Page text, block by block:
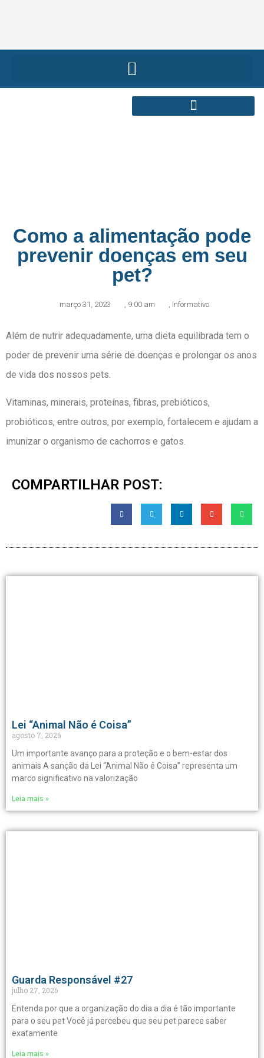
Como a alimentação pode
prevenir doenças em seu
pet?
março 31, 2023 , 9:00 am , Informativo
Além de nutrir adequadamente, uma dieta equilibrada tem o
poder de prevenir uma série de doenças e prolongar os anos
de vida dos nossos pets.
Vitaminas, minerais, proteínas, fibras, prebióticos,
probióticos, entre outros, por exemplo, fortalecem e ajudam a
imunizar o organismo de cachorros e gatos.
COMPARTILHAR POST:
Lei “Animal Não é Coisa”
agosto 7, 2026
Um importante avanço para a proteção e o bem-estar dos
animais A sanção da Lei “Animal Não é Coisa” representa um
marco significativo na valorização
Leia mais »
Guarda Responsável #27
julho 27, 2026
Entenda por que a organização do dia a dia é tão importante
para o seu pet Você já percebeu que seu pet parece saber
exatamente
Leia mais »